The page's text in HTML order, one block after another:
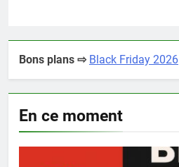
Bons plans ⇨ Black Friday 2026
En ce moment